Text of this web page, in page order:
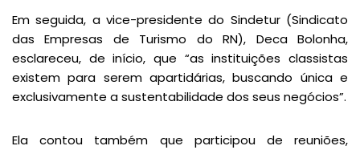
Em seguida, a vice-presidente do Sindetur (Sindicato
das Empresas de Turismo do RN), Deca Bolonha,
esclareceu, de início, que “as instituições classistas
existem para serem apartidárias, buscando única e
exclusivamente a sustentabilidade dos seus negócios”.
Ela contou também que participou de reuniões,